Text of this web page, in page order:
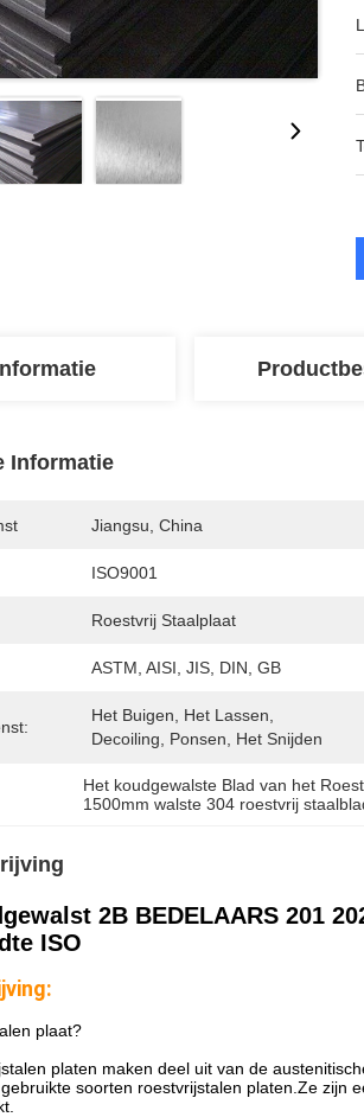
Informatie
Jiangsu, China
ISO9001
Roestvrij Staalplaat
ASTM, AISI, JIS, DIN, GB
Het Buigen, Het Lassen,
Decoiling, Ponsen, Het Snijden
Het koudgewalste Blad van het
1500mm walste 304 roestvrij
2B BEDELAARS 201
ISO
plaat?
platen maken deel uit van de
soorten roestvrijstalen platen.Ze zijn